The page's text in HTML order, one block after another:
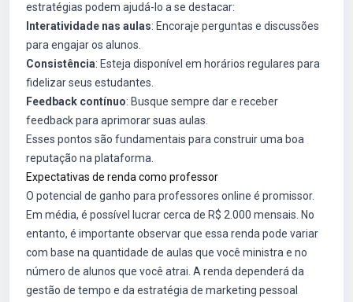
estratégias podem ajudá-lo a se destacar:
Interatividade nas aulas: Encoraje perguntas e discussões
para engajar os alunos.
Consistência: Esteja disponível em horários regulares para
fidelizar seus estudantes.
Feedback contínuo: Busque sempre dar e receber
feedback para aprimorar suas aulas.
Esses pontos são fundamentais para construir uma boa
reputação na plataforma.
Expectativas de renda como professor
O potencial de ganho para professores online é promissor.
Em média, é possível lucrar cerca de R$ 2.000 mensais. No
entanto, é importante observar que essa renda pode variar
com base na quantidade de aulas que você ministra e no
número de alunos que você atrai. A renda dependerá da
gestão de tempo e da estratégia de marketing pessoal